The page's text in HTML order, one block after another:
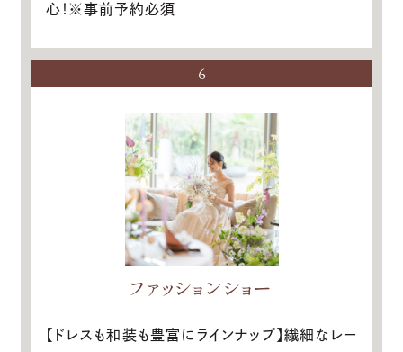
心！※事前予約必須
6
ファッションショー
【ドレスも和装も豊富にラインナップ】繊細なレー